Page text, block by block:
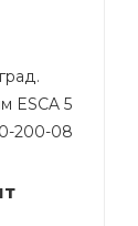
ESCA 5
200-08